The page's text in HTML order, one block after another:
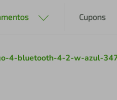
Cupons
4-bluetooth-4-2-w-azul-
2º cafeteira